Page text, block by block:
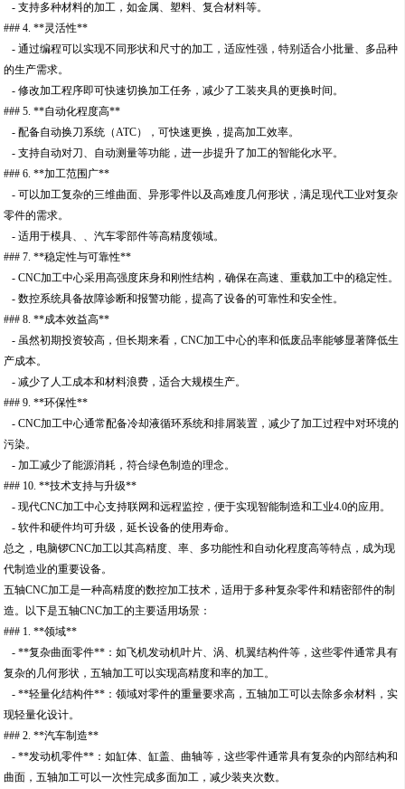
- 支持多种材料的加工，如金属、塑料、复合材料等。
### 4. **灵活性**
- 通过编程可以实现不同形状和尺寸的加工，适应性强，特别适合小批量、多品种
的生产需求。
- 修改加工程序即可快速切换加工任务，减少了工装夹具的更换时间。
### 5. **自动化程度高**
- 配备自动换刀系统（ATC），可快速更换，提高加工效率。
- 支持自动对刀、自动测量等功能，进一步提升了加工的智能化水平。
### 6. **加工范围广**
- 可以加工复杂的三维曲面、异形零件以及高难度几何形状，满足现代工业对复杂
零件的需求。
- 适用于模具、、汽车零部件等高精度领域。
### 7. **稳定性与可靠性**
- CNC加工中心采用高强度床身和刚性结构，确保在高速、重载加工中的稳定性。
- 数控系统具备故障诊断和报警功能，提高了设备的可靠性和安全性。
### 8. **成本效益高**
- 虽然初期投资较高，但长期来看，CNC加工中心的率和低废品率能够显著降低生
产成本。
- 减少了人工成本和材料浪费，适合大规模生产。
### 9. **环保性**
- CNC加工中心通常配备冷却液循环系统和排屑装置，减少了加工过程中对环境的
污染。
- 加工减少了能源消耗，符合绿色制造的理念。
### 10. **技术支持与升级**
- 现代CNC加工中心支持联网和远程监控，便于实现智能制造和工业4.0的应用。
- 软件和硬件均可升级，延长设备的使用寿命。
总之，电脑锣CNC加工以其高精度、率、多功能性和自动化程度高等特点，成为现
代制造业的重要设备。
五轴CNC加工是一种高精度的数控加工技术，适用于多种复杂零件和精密部件的制
造。以下是五轴CNC加工的主要适用场景：
### 1. **领域**
- **复杂曲面零件**：如飞机发动机叶片、涡、机翼结构件等，这些零件通常具有
复杂的几何形状，五轴加工可以实现高精度和率的加工。
- **轻量化结构件**：领域对零件的重量要求高，五轴加工可以去除多余材料，实
现轻量化设计。
### 2. **汽车制造**
- **发动机零件**：如缸体、缸盖、曲轴等，这些零件通常具有复杂的内部结构和
曲面，五轴加工可以一次性完成多面加工，减少装夹次数。